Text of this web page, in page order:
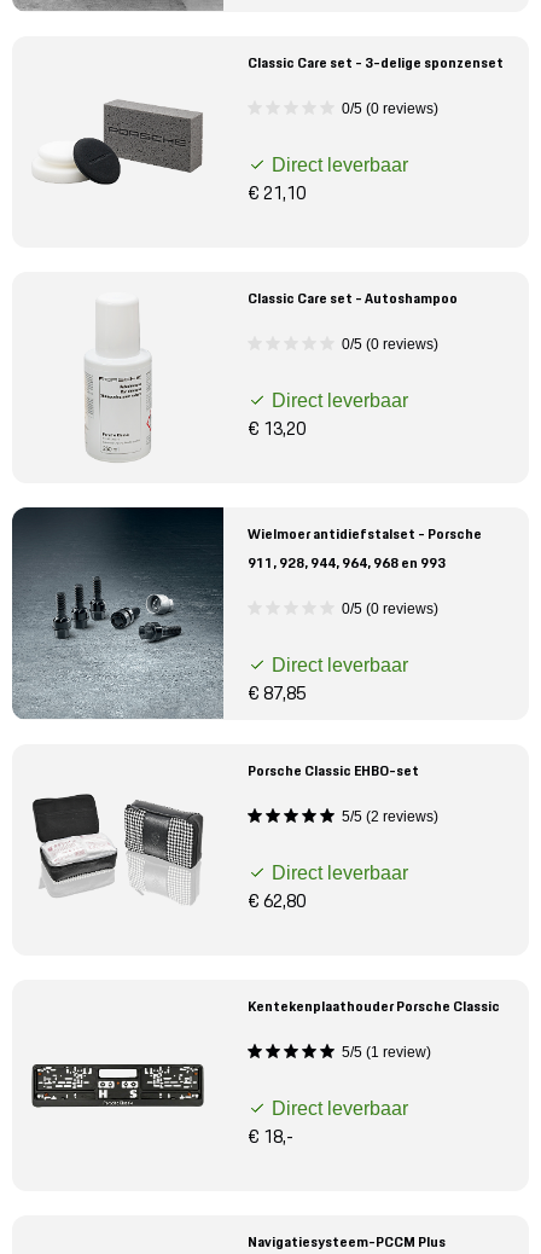
Classic Care set - 3-delige sponzenset
0/5 (0 reviews)
Direct leverbaar
€ 21,10
Classic Care set - Autoshampoo
0/5 (0 reviews)
Direct leverbaar
€ 13,20
Wielmoer antidiefstalset - Porsche
911, 928, 944, 964, 968 en 993
0/5 (0 reviews)
Direct leverbaar
€ 87,85
Porsche Classic EHBO-set
5/5 (2 reviews)
Direct leverbaar
€ 62,80
Kentekenplaathouder Porsche Classic
5/5 (1 review)
Direct leverbaar
€ 18,-
Navigatiesysteem-PCCM Plus